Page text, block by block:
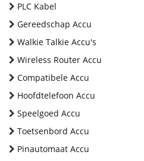
PLC Kabel
Gereedschap Accu
Walkie Talkie Accu's
Wireless Router Accu
Compatibele Accu
Hoofdtelefoon Accu
Speelgoed Accu
Toetsenbord Accu
Pinautomaat Accu